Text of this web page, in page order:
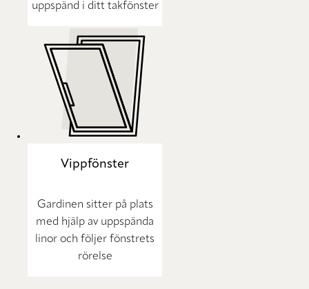
uppspänd i ditt takfönster
Vippfönster
Gardinen sitter på plats
med hjälp av uppspända
linor och följer fönstrets
rörelse